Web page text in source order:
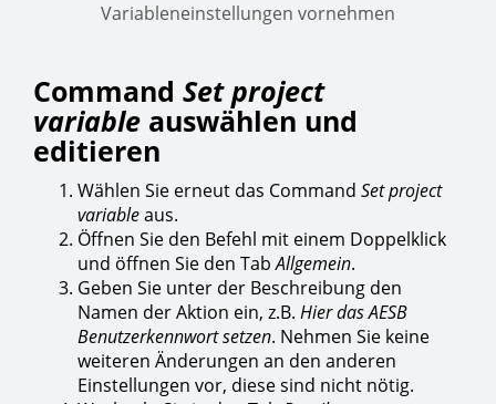
Variableneinstellungen vornehmen
Command Set project
variable auswählen und
editieren
Wählen Sie erneut das Command Set project
variableaus.
Öffnen Sie den Befehl mit einem Doppelklick
und öffnen Sie den TabAllgemein.
Geben Sie unter der Beschreibung den
Namen der Aktion ein, z.B. Hier das AESB
Benutzerkennwort setzen. Nehmen Sie keine
weiteren Änderungen an den anderen
Einstellungen vor, diese sind nicht nötig.